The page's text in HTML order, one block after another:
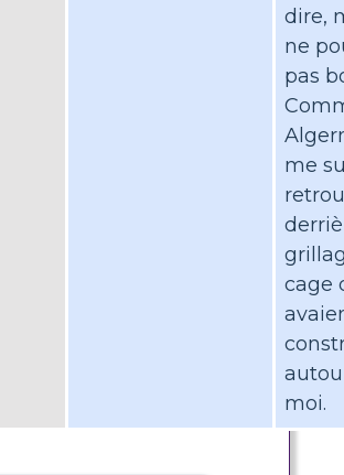
dire,
ne
pas
me
cage
moi.